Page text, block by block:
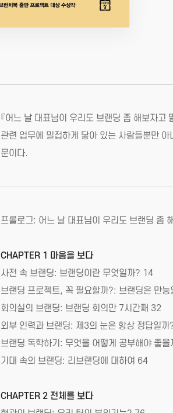
『어느 날 대표님이 우리도 브랜딩 좀 해보자
관련 업무에 밀접하게 닿아 있는 사람들뿐만
문이다.
프롤로그: 어느 날 대표님이 우리도 브랜딩 좀
CHAPTER 1 마음을 보다
사전 속 브랜딩: 브랜딩이란 무엇일까? 14
브랜딩 프로젝트, 꼭 필요할까?: 브랜딩은 만
회의실의 브랜딩: 브랜딩 회의만 7시간째 32
외부 인력과 브랜딩: 제3의 눈은 항상 정답일
브랜딩 독학하기: 무엇을 어떻게 공부해야 좋
기대 속의 브랜딩: 리브랜딩에 대하여 64
CHAPTER 2 전체를 보다